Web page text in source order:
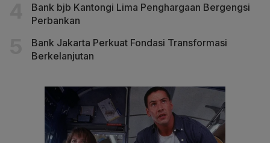
Bank bjb Kantongi Lima Penghargaan Bergengsi
Perbankan
Bank Jakarta Perkuat Fondasi Transformasi
Berkelanjutan